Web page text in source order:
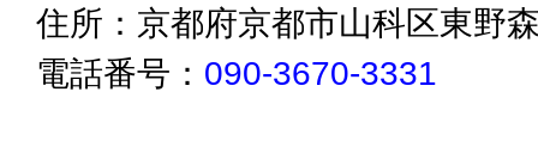
住所：京都府京都市山科区東野
電話番号： 090-3670-3331